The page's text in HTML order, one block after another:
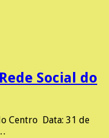
Social do
Centro Data: 31 de